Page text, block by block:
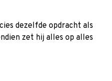
dezelfde opdracht als
zet hij alles op alles